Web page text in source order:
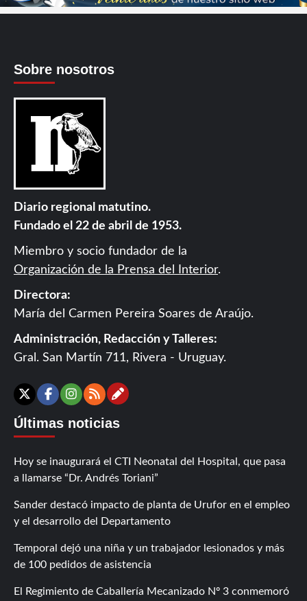
Sobre nosotros
Diario regional matutino.
Fundado el 22 de abril de 1953.
Miembro y socio fundador de la
Organización de la Prensa del Interior.
Directora:
María del Carmen Pereira Soares de Araújo.
Administración, Redacción y Talleres:
Gral. San Martín 711, Rivera - Uruguay.
X Facebook
Instagram
RSSContáctanos
Últimas noticias
Hoy se inaugurará el CTI Neonatal del Hospital, que pasa
a llamarse “Dr. Andrés Toriani”
Sander destacó impacto de planta de Urufor en el empleo
y el desarrollo del Departamento
Temporal dejó una niña y un trabajador lesionados y más
de 100 pedidos de asistencia
El Regimiento de Caballería Mecanizado Nº 3 conmemoró